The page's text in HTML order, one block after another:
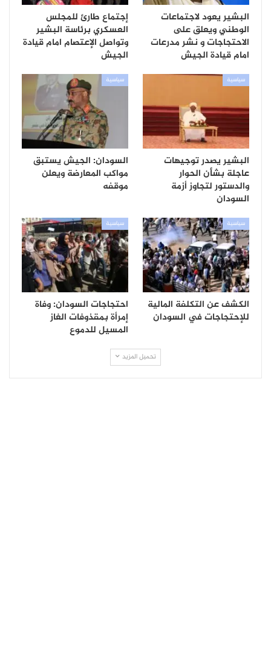
البشير يعود لاجتماعات
الوطني ويعلق على
الاحتجاجات و نشر مدرعات
امام قيادة الجيش
إجتماع طارئ للمجلس
العسكري برئاسة البشير
وتواصل الإعتصام امام قيادة
الجيش
سياسية
البشير يصدر توجيهات
عاجلة بشأن الحوار
والدستور لتجاوز أزمة
السودان
سياسية
السودان: الجيش يستبق
مواكب المعارضة ويعلن
موقفه
سياسية
الكشف عن التكلفة المالية
للإحتجاجات في السودان
سياسية
احتجاجات السودان: وفاة
إمرأة بمقذوفات الغاز
المسيل للدموع
تحميل المزيد